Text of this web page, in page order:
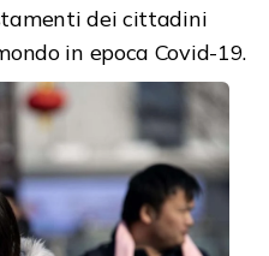
dei cittadini
in epoca Covid-19.